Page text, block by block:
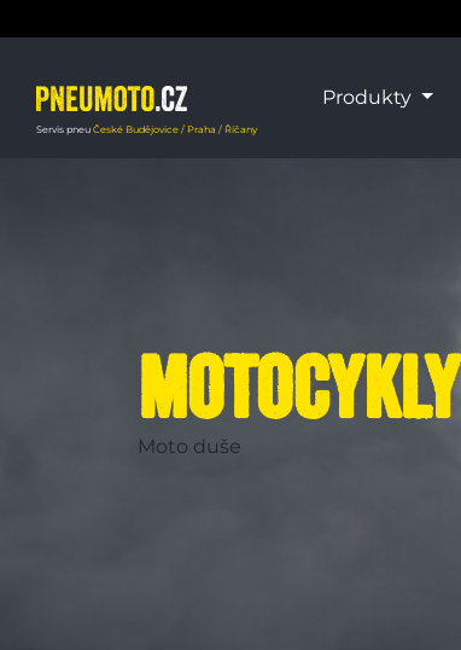
Servis pneu České Budějovice / Praha / Říčany
Produkty
MOTOCYKLY
Moto duše